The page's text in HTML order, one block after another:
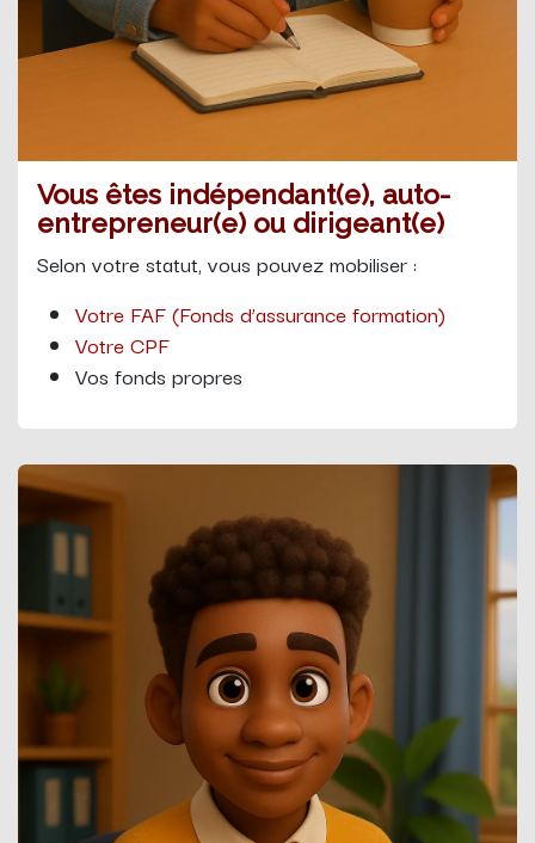
Vous êtes indépendant(e), auto-
entrepreneur(e) ou dirigeant(e)
Selon votre statut, vous pouvez mobiliser :
Votre FAF (Fonds d’assurance formation)
Votre CPF
Vos fonds propres